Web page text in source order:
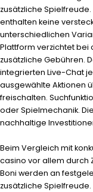
zusätzliche
enthalten keine
unterschiedlichen
Plattform verzichtet bei
zusätzliche Gebühren.
integrierten Live-Chat
ausgewählte Aktionen
freischalten.
oder Spielmechanik.
nachhaltige
Beim Vergleich mit
casino vor allem durch
Boni werden an
zusätzliche